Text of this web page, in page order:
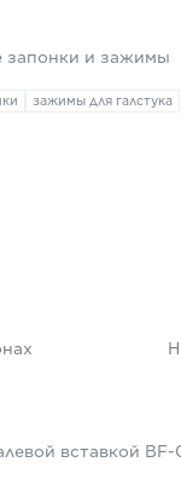
запонки и зажимы
зажимы для галстука
вставкой BF-